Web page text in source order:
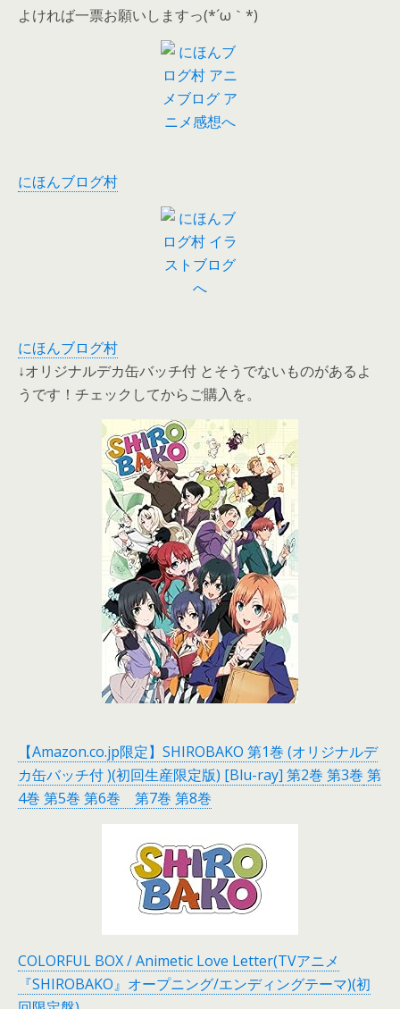
よければ一票お願いしますっ(*´ω｀*)
にほんブログ村
にほんブログ村
↓オリジナルデカ缶バッチ付 とそうでないものがあるよ
うです！チェックしてからご購入を。
【Amazon.co.jp限定】SHIROBAKO 第1巻 (オリジナルデ
カ缶バッチ付 )(初回生産限定版) [Blu-ray] 第2巻 第3巻 第
4巻 第5巻 第6巻 第7巻 第8巻
COLORFUL BOX / Animetic Love Letter(TVアニメ
『SHIROBAKO』オープニング/エンディングテーマ)(初